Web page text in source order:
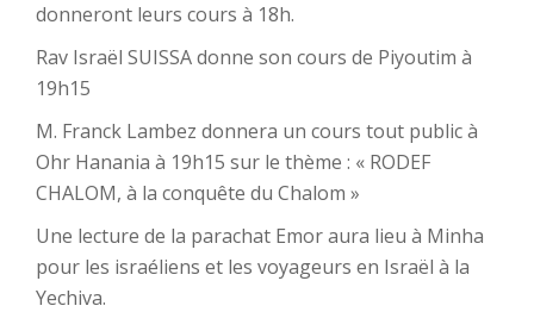
donneront leurs cours à 18h.
Rav Israël SUISSA donne son cours de Piyoutim à
19h15
M. Franck Lambez donnera un cours tout public à
Ohr Hanania à 19h15 sur le thème : « RODEF
CHALOM, à la conquête du Chalom »
Une lecture de la parachat Emor aura lieu à Minha
pour les israéliens et les voyageurs en Israël à la
Yechiva.